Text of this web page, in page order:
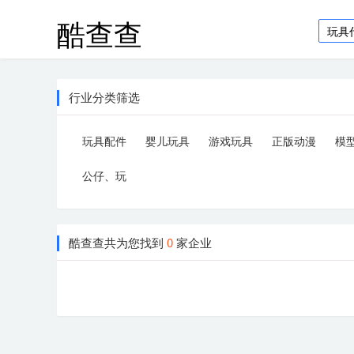
酷查查
行业分类筛选
玩具配件 婴儿玩具 游戏玩具
正版动漫
模
公仔、玩
酷查查共为您找到 0家企业